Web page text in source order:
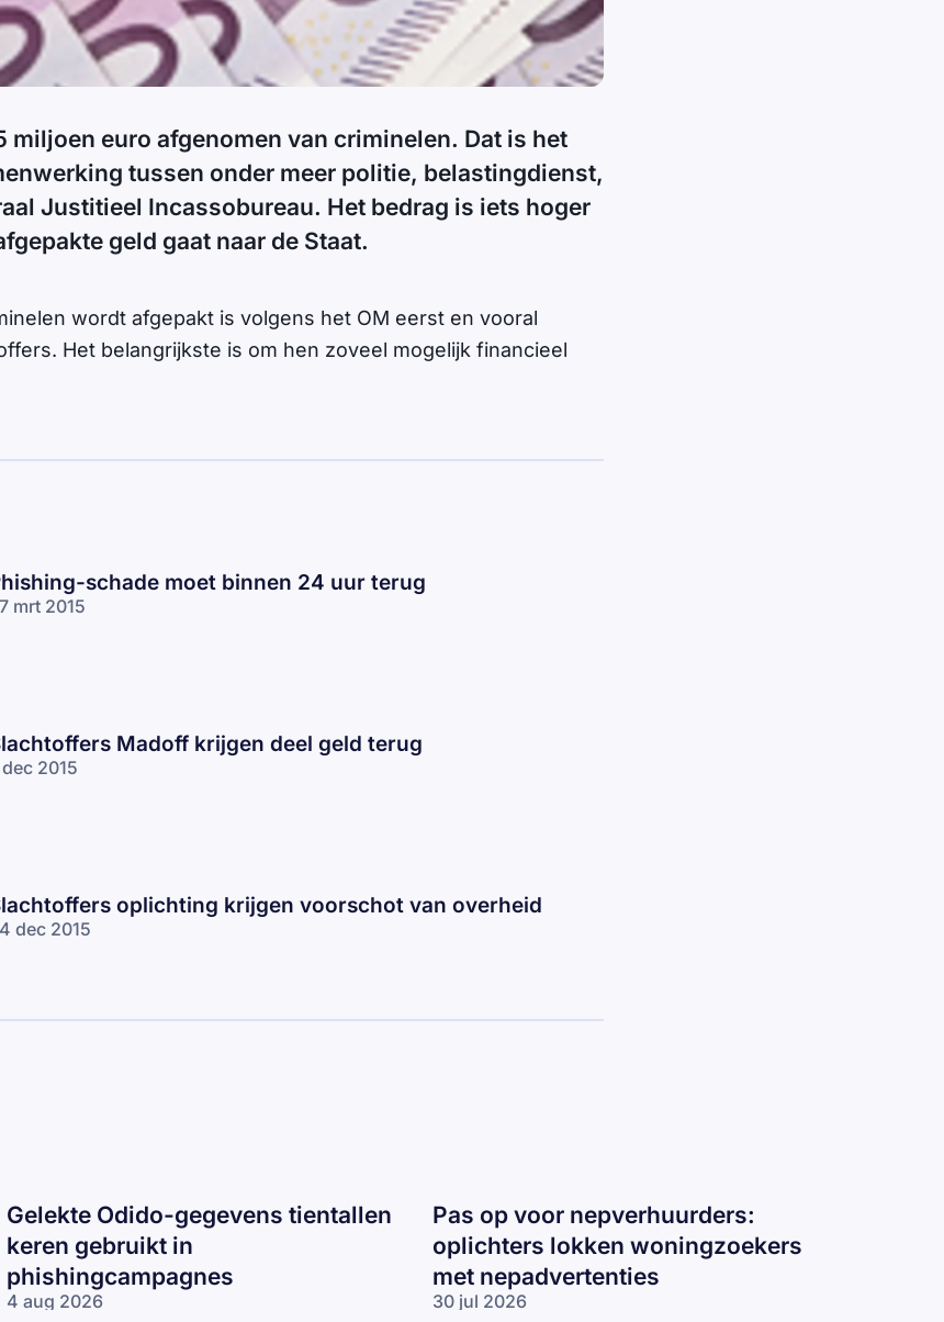
miljoen euro afgenomen van criminelen. Dat is het
tussen onder meer politie, belastingdienst,
Justitieel Incassobureau. Het bedrag is iets hoger
geld gaat naar de Staat.
wordt afgepakt is volgens het OM eerst en vooral
Het belangrijkste is om hen zoveel mogelijk financieel
schade moet binnen 24 uur terug
mrt 2015
Madoff krijgen deel geld terug
2015
oplichting krijgen voorschot van overheid
dec 2015
Gelekte Odido-gegevens tientallen
keren gebruikt in
phishingcampagnes
4 aug 2026
Pas op voor nepverhuurders:
oplichters lokken woningzoekers
met nepadvertenties
30 jul 2026